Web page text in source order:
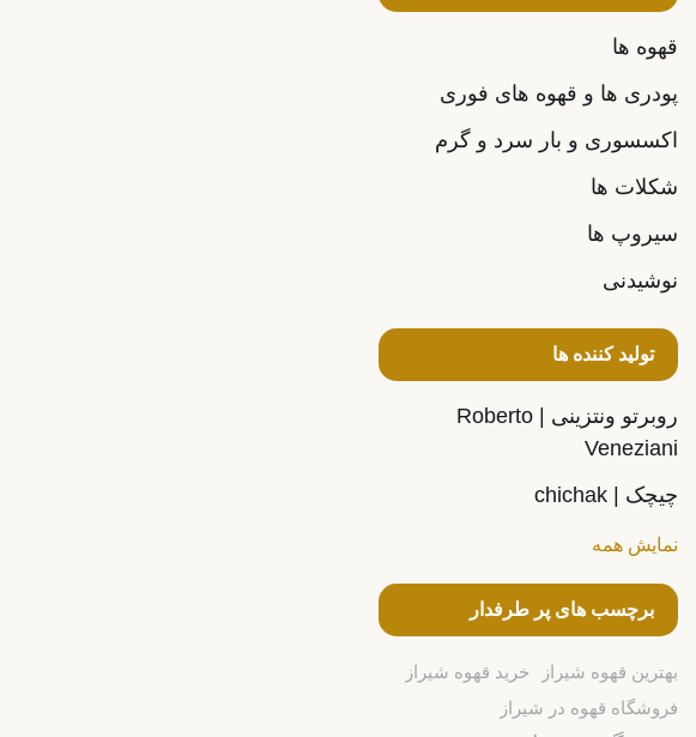
قهوه ها
پودری ها و قهوه های فوری
اکسسوری و بار سرد و گرم
شکلات ها
سیروپ ها
نوشیدنی
تولید کننده ها
روبرتو ونتزینی | Roberto
Veneziani
چیچک | chichak
نمایش همه
برچسب های پر طرفدار
بهترین قهوه شیراز
خرید قهوه شیراز
فروشگاه قهوه در شیراز